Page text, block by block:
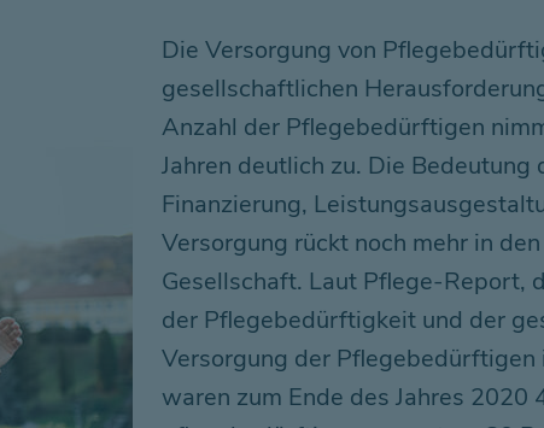
Die Versorgung von
gesellschaftlichen
Anzahl der Pflegebedürftigen
Jahren deutlich zu. Die Bedeutung
Finanzierung,
Versorgung rückt noch mehr in
Gesellschaft. Laut Pflege-Report,
der Pflegebedürftigkeit und der
Versorgung der
waren zum Ende des Jahres 2020